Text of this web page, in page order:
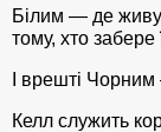
Білим — де
тому, хто забере
І врешті
Келл служить